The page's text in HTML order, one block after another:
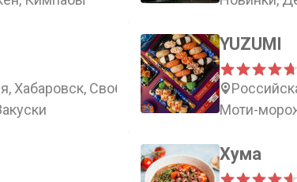
Хабаровск, Свободный переулок, 11
YUZUMI
Моти-
Хума